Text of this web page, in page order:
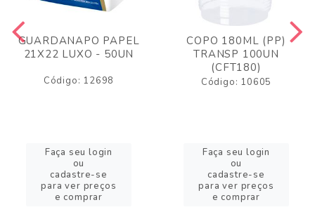
GUARDANAPO PAPEL
21X22 LUXO - 50UN
Código: 12698
Faça seu login
ou
cadastre-se
para ver preços
e comprar
COPO 180ML (PP)
TRANSP 100UN
(CFT180)
Código: 10605
Faça seu login
ou
cadastre-se
para ver preços
e comprar